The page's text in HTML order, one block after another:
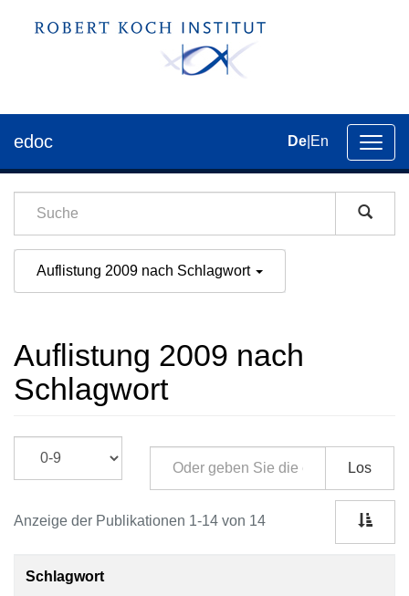
der
edoc De En
Auflistung 2009 nach Schlagwort
Auflistung 2009 nach
Schlagwort
Los
Anzeige der Publikationen 1-14 von 14
Schlagwort